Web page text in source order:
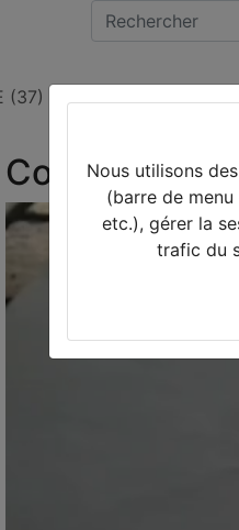
(37) ST CYR SUR LOIRE
Collège LA
Nous utilisons
(barre de
etc.), gérer la
trafic du